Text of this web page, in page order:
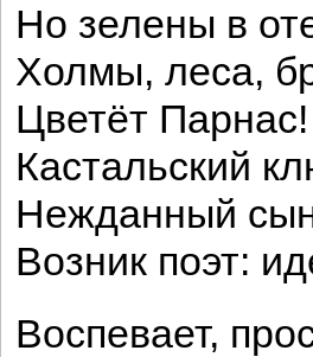
Но зелены в
Холмы, леса,
Цветёт
Кастальский
Нежданный
Возник поэт:
Воспевает,